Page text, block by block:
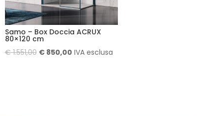
Samo – Box Doccia ACRUX
80×120 cm
€1.551,00 Il€850,00IlIVA esclusa